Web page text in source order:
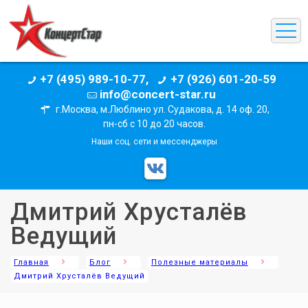
+7 (495) 989-10-77,
+7 (926) 601-20-59
info@concert-star.ru
г.Москва, м.Люблино ул. Судакова, д. 14 оф. 20,
пн-сб с 10 до 20 часов.
Наши соц. сети и мессенджеры
Дмитрий Хрусталёв
Ведущий
Главная Блог
Полезные материалы
Дмитрий Хрусталёв Ведущий